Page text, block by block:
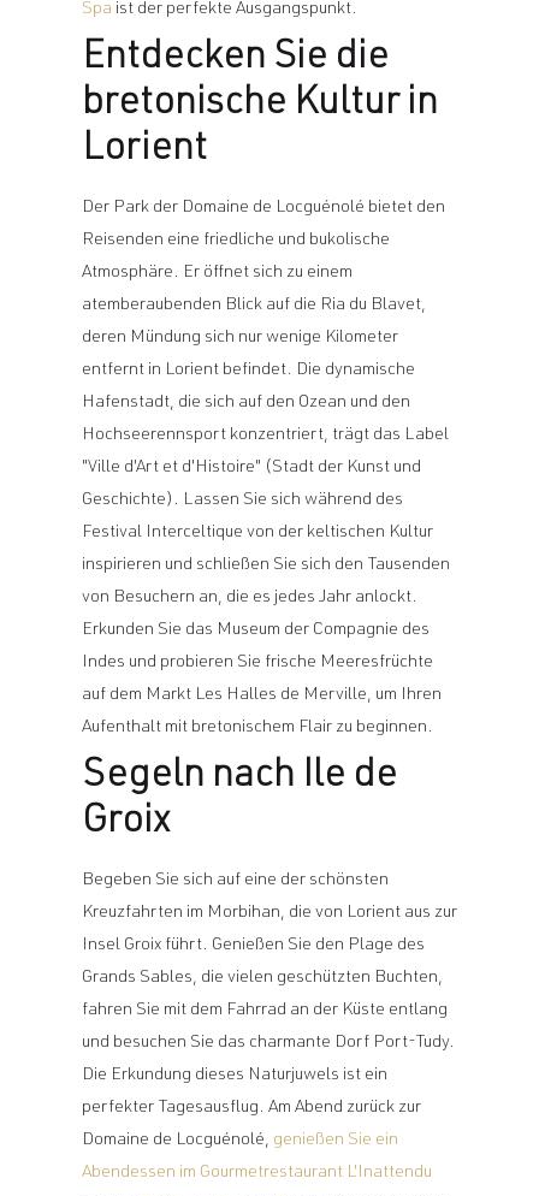
Spa ist der perfekte Ausgangspunkt.
Entdecken Sie die
bretonische Kultur in
Lorient
Der Park der Domaine de Locguénolé bietet den
Reisenden eine friedliche und bukolische
Atmosphäre. Er öffnet sich zu einem
atemberaubenden Blick auf die Ria du Blavet,
deren Mündung sich nur wenige Kilometer
entfernt in Lorient befindet. Die dynamische
Hafenstadt, die sich auf den Ozean und den
Hochseerennsport konzentriert, trägt das Label
"Ville d'Art et d'Histoire" (Stadt der Kunst und
Geschichte). Lassen Sie sich während des
Festival Interceltique von der keltischen Kultur
inspirieren und schließen Sie sich den Tausenden
von Besuchern an, die es jedes Jahr anlockt.
Erkunden Sie das Museum der Compagnie des
Indes und probieren Sie frische Meeresfrüchte
auf dem Markt Les Halles de Merville, um Ihren
Aufenthalt mit bretonischem Flair zu beginnen.
Segeln nach Ile de
Groix
Begeben Sie sich auf eine der schönsten
Kreuzfahrten im Morbihan, die von Lorient aus zur
Insel Groix führt. Genießen Sie den Plage des
Grands Sables, die vielen geschützten Buchten,
fahren Sie mit dem Fahrrad an der Küste entlang
und besuchen Sie das charmante Dorf Port-Tudy.
Die Erkundung dieses Naturjuwels ist ein
perfekter Tagesausflug. Am Abend zurück zur
Domaine de Locguénolé, genießen Sie ein
Abendessen im Gourmetrestaurant L'Inattendu